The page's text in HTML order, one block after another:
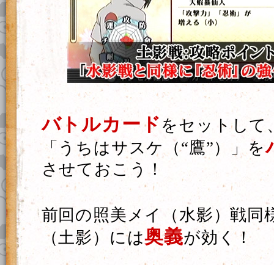
バトルカード をセットして
「うちはサスケ（“鷹”）」を
させておこう！
前回の照美メイ（水影）戦同
（土影）には奥義が効く！